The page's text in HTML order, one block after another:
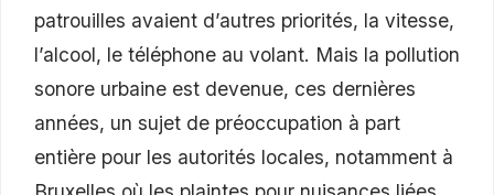
patrouilles avaient d’autres priorités, la vitesse,
l’alcool, le téléphone au volant. Mais la pollution
sonore urbaine est devenue, ces dernières
années, un sujet de préoccupation à part
entière pour les autorités locales, notamment à